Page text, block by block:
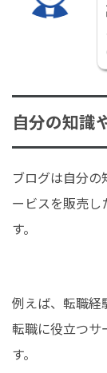
自分の知識
ブログは自分
ービスを販売し
す。
例えば、転職経
転職に役立つサ
す。